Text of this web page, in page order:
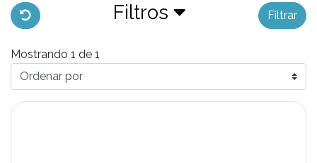
Filtros Filtrar
Mostrando 1 de 1